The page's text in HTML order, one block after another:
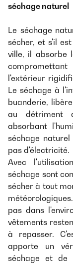
séchage naturel
Le séchage
sécher, et s'il
ville, il absorbe
l'extérieur
Le séchage à
buanderie,
au détriment
absorbant
séchage
pas d'électricité.
Avec
séchage sont
sécher à tout
pas dans
vêtements
à repasser.
apporte un
séchage et de